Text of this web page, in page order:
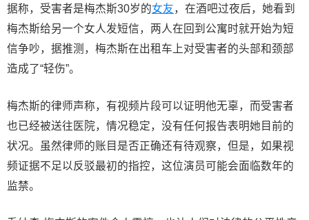
据称，受害者是梅杰斯30岁的女友，在酒吧过夜后，她看到
梅杰斯给另一个女人发短信，两人在回到公寓时就开始为短
信争吵，据推测，梅杰斯在出租车上对受害者的头部和颈部
造成了“轻伤”。
梅杰斯的律师声称，有视频片段可以证明他无辜，而受害者
也已经被送往医院，情况稳定，没有任何报告表明她目前的
状况。虽然律师的账目是否正确还有待观察，但是，如果视
频证据不足以反驳最初的指控，这位演员可能会面临数年的
监禁。